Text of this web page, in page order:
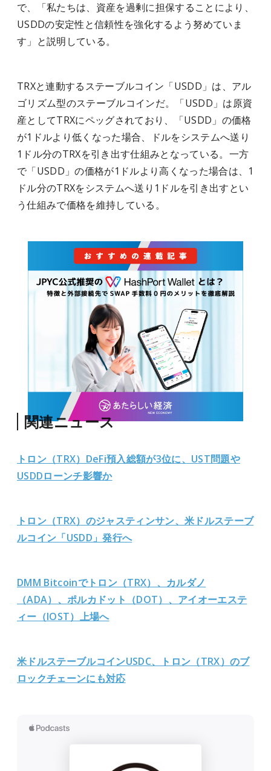
で、「私たちは、資産を過剰に担保することにより、
USDDの安定性と信頼性を強化するよう努めていま
す」と説明している。
TRXと連動するステーブルコイン「USDD」は、アル
ゴリズム型のステーブルコインだ。「USDD」は原資
産としてTRXにペッグされており、「USDD」の価格
が1ドルより低くなった場合、ドルをシステムへ送り
1ドル分のTRXを引き出す仕組みとなっている。一方
で「USDD」の価格が1ドルより高くなった場合は、1
ドル分のTRXをシステムへ送り1ドルを引き出すとい
う仕組みで価格を維持している。
関連ニュース
トロン（TRX）DeFi預入総額が3位に、UST問題や
USDDローンチ影響か
トロン（TRX）のジャスティンサン、米ドルステーブ
ルコイン「USDD」発行へ
DMM Bitcoinでトロン（TRX）、カルダノ
（ADA）、ポルカドット（DOT）、アイオーエステ
ィー（IOST）上場へ
米ドルステーブルコインUSDC、トロン（TRX）のブ
ロックチェーンにも対応